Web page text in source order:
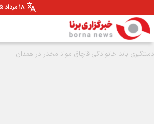
۱۸ مرداد ۱۴۰۵